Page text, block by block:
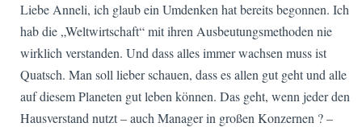
Liebe Anneli, ich glaub ein Umdenken hat bereits begonnen. Ich
hab die „Weltwirtschaft“ mit ihren Ausbeutungsmethoden nie
wirklich verstanden. Und dass alles immer wachsen muss ist
Quatsch. Man soll lieber schauen, dass es allen gut geht und alle
auf diesem Planeten gut leben können. Das geht, wenn jeder den
Hausverstand nutzt – auch Manager in großen Konzernen ? –